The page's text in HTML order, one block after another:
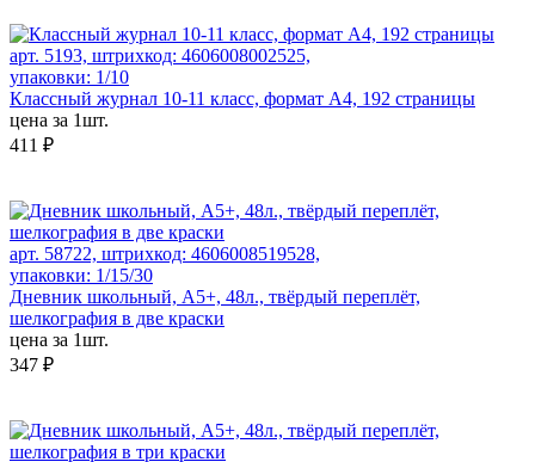
арт. 5193, штрихкод: 4606008002525,
упаковки: 1/10
Классный журнал 10-11 класс, формат А4, 192 страницы
цена за 1шт.
411 ₽
арт. 58722, штрихкод: 4606008519528,
упаковки: 1/15/30
Дневник школьный, А5+, 48л., твёрдый переплёт,
шелкография в две краски
цена за 1шт.
347 ₽